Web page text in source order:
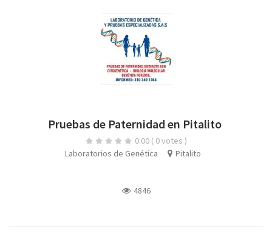
Pruebas de Paternidad en Pitalito
0.00 ( 0 votes )
Laboratorios de Genética
Pitalito
4846